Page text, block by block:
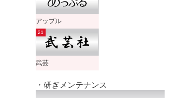
アップル
武芸
・研ぎメンテナンス